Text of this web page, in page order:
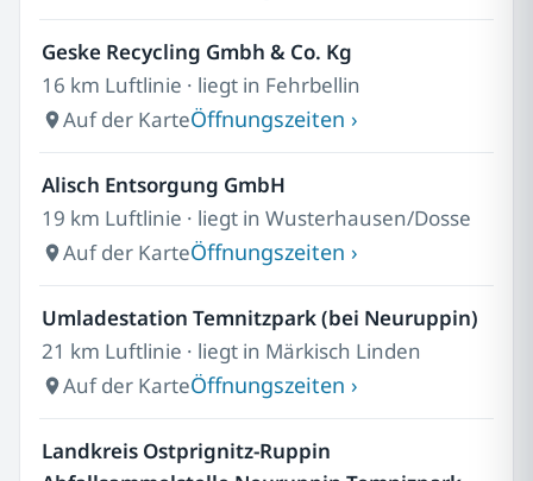
Geske Recycling Gmbh & Co. Kg
16 km Luftlinie · liegt in Fehrbellin
Auf der KarteÖffnungszeiten ›
Alisch Entsorgung GmbH
19 km Luftlinie · liegt in Wusterhausen/Dosse
Auf der KarteÖffnungszeiten ›
Umladestation Temnitzpark (bei Neuruppin)
21 km Luftlinie · liegt in Märkisch Linden
Auf der KarteÖffnungszeiten ›
Landkreis Ostprignitz-Ruppin